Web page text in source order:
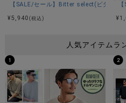
【SALE/セール】Bitter select(ビターセ
¥ 5,940 (税込)
¥
人気アイテムラ
1 2